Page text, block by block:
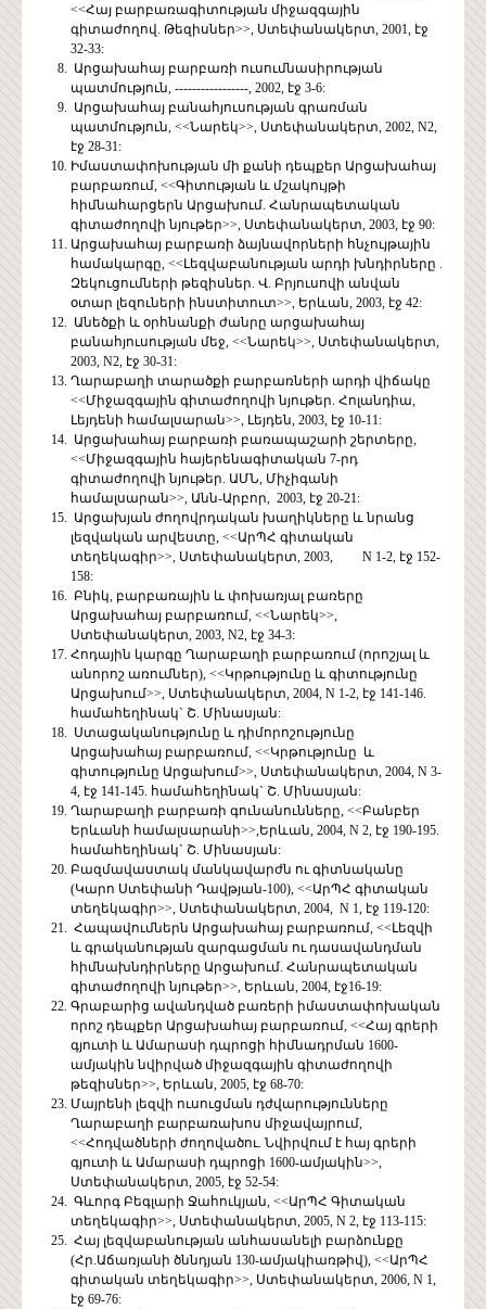
<<Հայ բարբառագիտության միջազգային
գիտաժողով. Թեզիսներ>>, Ստեփանակերտ, 2001, էջ
32-33:
Արցախահայ բարբառի ուսումնասիրության
պատմություն, -----------------, 2002, էջ 3-6:
Արցախահայ բանահյուսության գրառման
պատմություն, <<Նարեկ>>, Ստեփանակերտ, 2002, N2,
էջ 28-31:
Իմաստափոխության մի քանի դեպքեր Արցախահայ
բարբառում, <<Գիտության և մշակույթի
հիմնահարցերն Արցախում. Հանրապետական
գիտաժողովի նյութեր>>, Ստեփանակերտ, 2003, էջ 90:
Արցախահայ բարբառի ձայնավորների հնչույթային
համակարգը, <<Լեզվաբանության արդի խնդիրները .
Զեկուցումների թեզիսներ. Վ. Բրյուսովի անվան
օտար լեզուների ինստիտուտ>>, Երևան, 2003, էջ 42:
Անեծքի և օրհնանքի ժանրը արցախահայ
բանահյուսության մեջ, <<Նարեկ>>, Ստեփանակերտ,
2003, N2, էջ 30-31:
Ղարաբաղի տարածքի բարբառների արդի վիճակը
<<Միջազգային գիտաժողովի նյութեր. Հոլանդիա,
Լեյդենի համալսարան>>, Լեյդեն, 2003, էջ 10-11:
Արցախահայ բարբառի բառապաշարի շերտերը,
<<Միջազգային հայերենագիտական 7-րդ
գիտաժողովի նյութեր. ԱՄՆ, Միչիգանի
համալսարան>>, Անն-Արբոր, 2003, էջ 20-21:
Արցախյան ժողովրդական խաղիկները և նրանց
լեզվական արվեստը, <<ԱրՊՀ գիտական
տեղեկագիր>>, Ստեփանակերտ, 2003, N 1-2, էջ 152-
158:
Բնիկ, բարբառային և փոխառյալ բառերը
Արցախահայ բարբառում, <<Նարեկ>>,
Ստեփանակերտ, 2003, N2, էջ 34-3:
Հոդային կարգը Ղարաբաղի բարբառում (որոշյալ և
անորոշ առումներ), <<Կրթությունը և գիտությունը
Արցախում>>, Ստեփանակերտ, 2004, N 1-2, էջ 141-146.
համահեղինակ` Շ. Մինասյան:
Ստացականությունը և դիմորոշությունը
Արցախահայ բարբառում, <<Կրթությունը և
գիտությունը Արցախում>>, Ստեփանակերտ, 2004, N 3-
4, էջ 141-145. համահեղինակ` Շ. Մինասյան:
Ղարաբաղի բարբառի գունանունները, <<Բանբեր
Երևանի համալսարանի>>,Երևան, 2004, N 2, էջ 190-195.
համահեղինակ` Շ. Մինասյան:
Բազմավաստակ մանկավարժն ու գիտնականը
(Կարո Ստեփանի Դավթյան-100), <<ԱրՊՀ գիտական
տեղեկագիր>>, Ստեփանակերտ, 2004, N 1, էջ 119-120:
Հապավումներն Արցախահայ բարբառում, <<Լեզվի
և գրականության զարգացման ու դասավանդման
հիմնախնդիրները Արցախում. Հանրապետական
գիտաժողովի նյութեր>>, Երևան, 2004, էջ16-19:
Գրաբարից ավանդված բառերի իմաստափոխական
որոշ դեպքեր Արցախահայ բարբառում, <<Հայ գրերի
գյուտի և Ամարասի դպրոցի հիմնադրման 1600-
ամյակին նվիրված միջազգային գիտաժողովի
թեզիսներ>>, Երևան, 2005, էջ 68-70:
Մայրենի լեզվի ուսուցման դժվարությունները
Ղարաբաղի բարբառախոս միջավայրում,
<<Հոդվածների ժողովածու. Նվիրվում է հայ գրերի
գյուտի և Ամարասի դպրոցի 1600-ամյակին>>,
Ստեփանակերտ, 2005, էջ 52-54:
Գևորգ Բեգլարի Ջահուկյան, <<ԱրՊՀ Գիտական
տեղեկագիր>>, Ստեփանակերտ, 2005, N 2, էջ 113-115:
Հայ լեզվաբանության անհասանելի բարձունքը
(Հր.Աճառյանի ծննդյան 130-ամյակիառթիվ), <<ԱրՊՀ
գիտական տեղեկագիր>>, Ստեփանակերտ, 2006, N 1,
էջ 69-76: